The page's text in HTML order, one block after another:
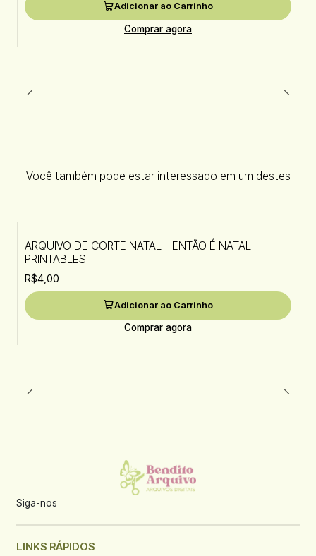
Adicionar ao Carrinho
Comprar agora
Você também pode estar interessado em um destes
ARQUIVO DE CORTE NATAL - ENTÃO É NATAL
PRINTABLES
R$4,00
Adicionar ao Carrinho
Comprar agora
Siga-nos
LINKS RÁPIDOS